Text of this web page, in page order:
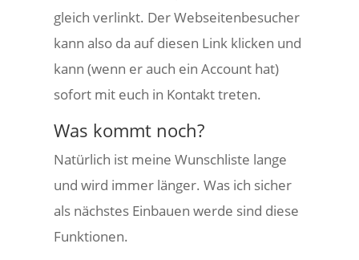
gleich verlinkt. Der Webseitenbesucher
kann also da auf diesen Link klicken und
kann (wenn er auch ein Account hat)
sofort mit euch in Kontakt treten.
Was kommt noch?
Natürlich ist meine Wunschliste lange
und wird immer länger. Was ich sicher
als nächstes Einbauen werde sind diese
Funktionen.